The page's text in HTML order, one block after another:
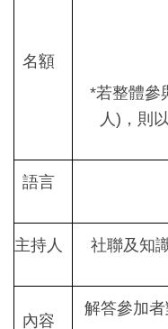
名額
*若整體參
人)，則
語言
主持人 社聯及知
內容
解答參加者